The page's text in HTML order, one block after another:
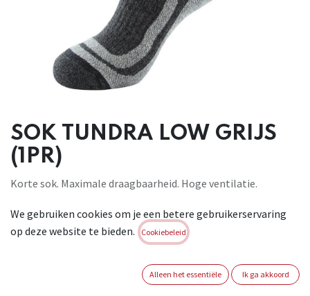
SOK TUNDRA LOW GRIJS
(1PR)
Korte sok. Maximale draagbaarheid. Hoge ventilatie.
Geamortiseerde structuur als schokdemper. Materiaal: 75%
katoen - 20% polyamide - 5% elastaan. Maten: 39-41, 42-44,
We gebruiken cookies om je een betere gebruikerservaring
op deze website te bieden.
Cookiebeleid
Alleen het essentiële Ik ga akkoord